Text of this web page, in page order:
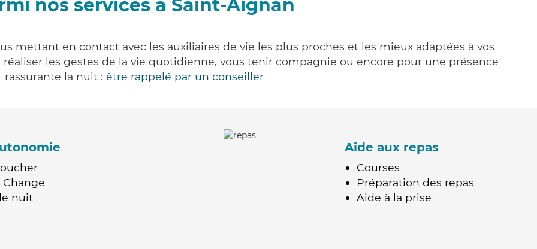
nos services à Saint-Aignan
mettant en contact avec les auxiliaires de vie les plus proches et les mieux adaptées à vos
les gestes de la vie quotidienne, vous tenir compagnie ou encore pour une présence
rassurante la nuit : être rappelé par un conseiller
nuit
Aide aux repas
Courses
Préparation des repas
Aide à la prise